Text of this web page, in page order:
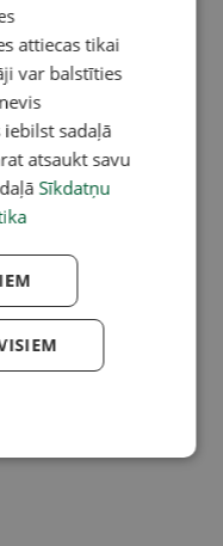
attiecas tikai
var balstīties
sadaļā
atsaukt savu
Sīkdatņu